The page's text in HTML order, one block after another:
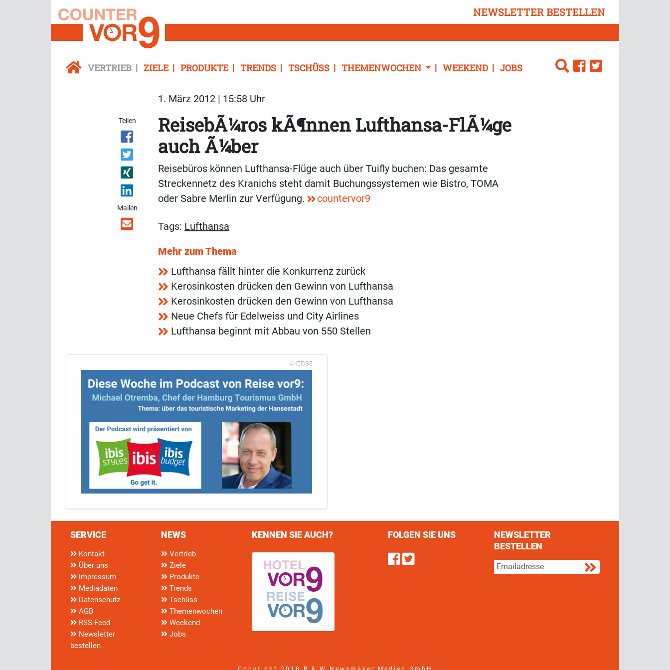
NEWSLETTER BESTELLEN
VERTRIEB ZIELE PRODUKTE TRENDS TSCHÜSS THEMENWOCHEN WEEKEND JOBS
1. März 2012 | 15:58 Uhr
Teilen
Mailen
ReisebÃ¼ros kÃ¶nnen Lufthansa-FlÃ¼ge
auch Ã¼ber
Reisebüros können Lufthansa-Flüge auch über Tuifly buchen: Das gesamte
Streckennetz des Kranichs steht damit Buchungssystemen wie Bistro, TOMA
oder Sabre Merlin zur Verfügung.
countervor9
Tags: Lufthansa
Mehr zum Thema
Lufthansa fällt hinter die Konkurrenz zurück
Kerosinkosten drücken den Gewinn von Lufthansa
Kerosinkosten drücken den Gewinn von Lufthansa
Neue Chefs für Edelweiss und City Airlines
Lufthansa beginnt mit Abbau von 550 Stellen
ANZEIGE
SERVICE
Kontakt
Über uns
Impressum
Mediadaten
Datenschutz
AGB
RSS-Feed
Newsletter
bestellen
NEWS
Vertrieb
Ziele
Produkte
Trends
Tschüss
Themenwochen
Weekend
Jobs
KENNEN SIE AUCH? FOLGEN SIE UNS
Find us on Facebook
Follow us on Twitter
NEWSLETTER
BESTELLEN